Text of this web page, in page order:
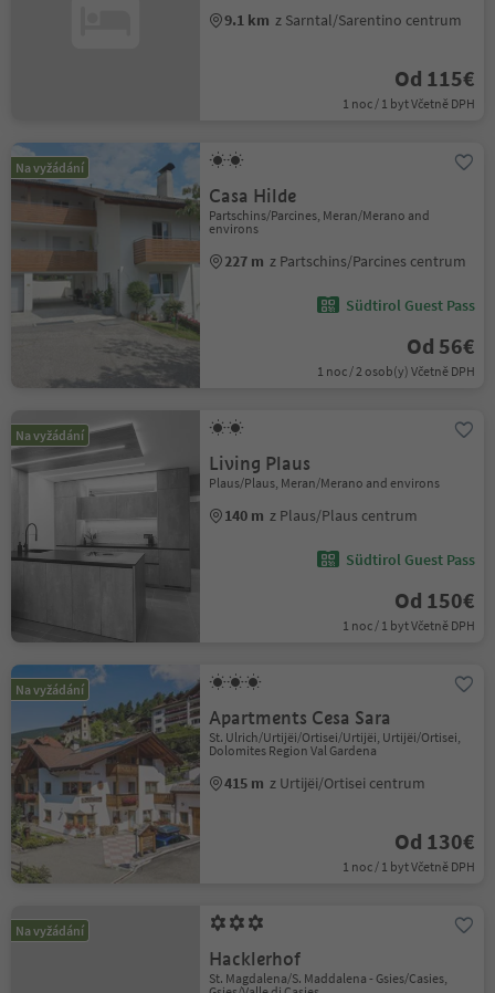
9.1 km z Sarntal/Sarentino centrum
Od 115€
1 noc / 1 byt Včetně DPH
Na vyžádání
Casa Hilde
Partschins/Parcines, Meran/Merano and
environs
227 m z Partschins/Parcines centrum
Südtirol Guest Pass
Od 56€
1 noc / 2 osob(y) Včetně DPH
Na vyžádání
Living Plaus
Plaus/Plaus, Meran/Merano and environs
140 m z Plaus/Plaus centrum
Südtirol Guest Pass
Od 150€
1 noc / 1 byt Včetně DPH
Na vyžádání
Apartments Cesa Sara
St. Ulrich/Urtijëi/Ortisei/Urtijëi, Urtijëi/Ortisei,
Dolomites Region Val Gardena
415 m z Urtijëi/Ortisei centrum
Od 130€
1 noc / 1 byt Včetně DPH
Na vyžádání
Hacklerhof
St. Magdalena/S. Maddalena - Gsies/Casies,